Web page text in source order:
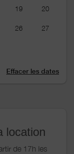
19 20
26 27
Effacer les dates
location
de 17h les